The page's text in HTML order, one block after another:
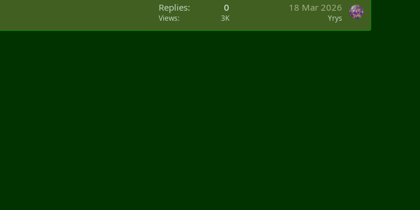
Replies 0
Views 3K
18 Mar 2026
Yrys